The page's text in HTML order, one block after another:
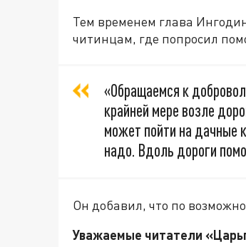
Тем временем глава
читинцам, где попросил
«Обращаемся к
крайней мере возле
может пойти на дачные
надо. Вдоль дороги
Он добавил, что по
Уважаемые читатели